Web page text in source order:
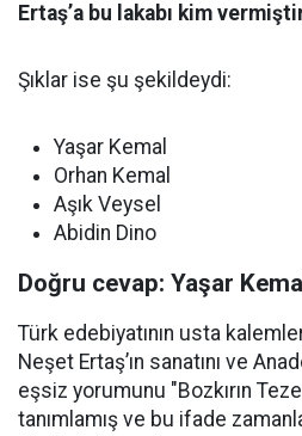
Ertaş’a bu lakabı kim
Şıklar ise şu şekildeydi:
Yaşar Kemal
Orhan Kemal
Aşık Veysel
Abidin Dino
Doğru cevap: Yaşar
Türk edebiyatının usta
Neşet Ertaş’ın sanatını ve
eşsiz yorumunu "Bozkırın
tanımlamış ve bu ifade